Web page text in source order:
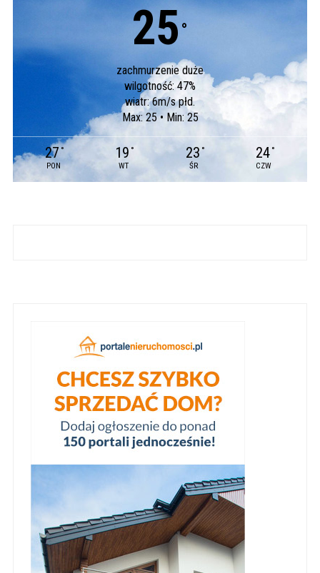
25 °
zachmurzenie duże
wilgotność: 47%
wiatr: 6m/s płd.
Max: 25 • Min: 25
27 °
PON
19 °
WT
23 °
ŚR
24 °
CZW